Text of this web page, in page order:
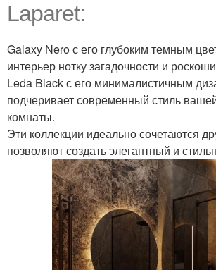
Laparet:
Galaxy Nero с его глубоким темным
интерьер нотку загадочности и
Leda Black с его минималистичным
подчеривает современный стиль
комнаты.
Эти коллекции идеально сочетаются
позволяют создать элегантный и